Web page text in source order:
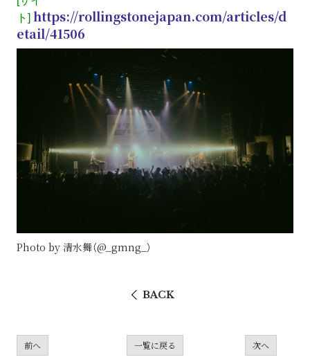
ト] https://rollingstonejapan.com/articles/d
etail/41506
Photo by 清水舞（@_gmng_）
BACK
前へ 一覧に戻る 次へ